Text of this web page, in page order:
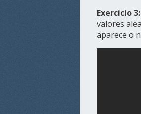
Exercício
valores
aparece o